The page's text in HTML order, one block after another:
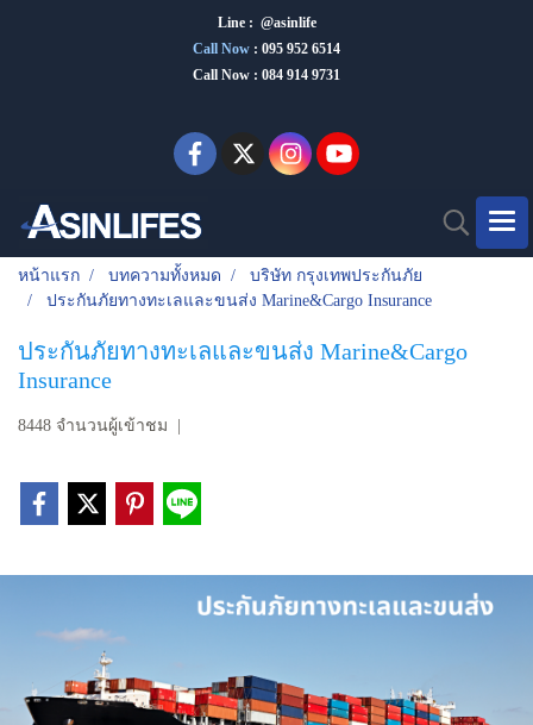
Line : @asinlife
Call Now : 095 952 6514
Call Now : 084 914 9731
หน้าแรก บทความทั้งหมด
บริษัท กรุงเทพประกันภัย
ประกันภัยทางทะเลและขนส่ง Marine&Cargo Insurance
ประกันภัยทางทะเลและขนส่ง Marine&Cargo
Insurance
8448 จำนวนผู้เข้าชม